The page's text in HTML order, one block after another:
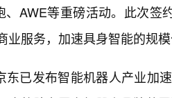
、AWE等重磅活动。此次
业服务，加速具身智能的规
东已发布智能机器人产业加